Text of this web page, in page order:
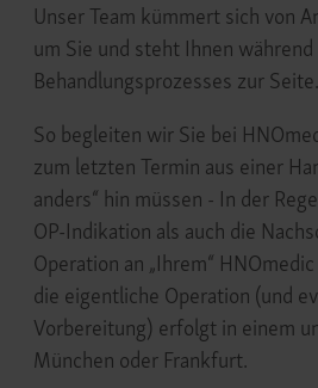
Unser Team kümmert sich von
um Sie und steht Ihnen
Behandlungsprozesses zur Seite.
So begleiten wir Sie bei
zum letzten Termin aus einer
anders“ hin müssen - In der
OP-Indikation als auch die
Operation an „Ihrem“
die eigentliche Operation (und
Vorbereitung) erfolgt in einem
München oder Frankfurt.